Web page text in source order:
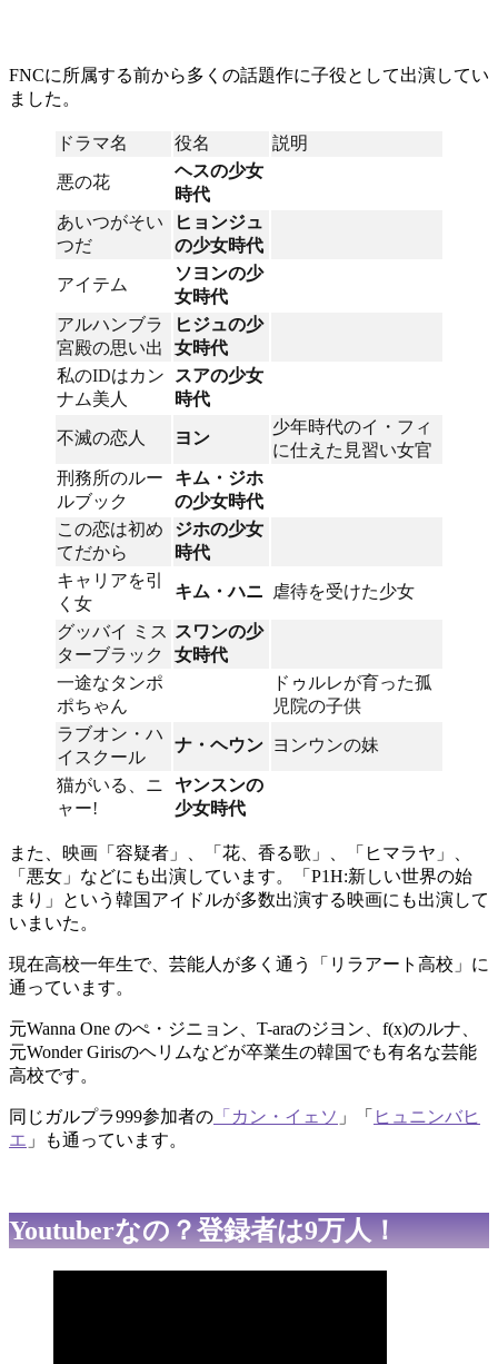
FNCに所属する前から多くの話題作に子役として出演してい
ました。
ドラマ名 役名 説明
悪の花
ヘスの少女
時代
あいつがそい
つだ
ヒョンジュ
の少女時代
アイテム
ソヨンの少
女時代
アルハンブラ
宮殿の思い出
ヒジュの少
女時代
私のIDはカン
ナム美人
スアの少女
時代
不滅の恋人 ヨン
少年時代のイ・フィ
に仕えた見習い女官
刑務所のルー
ルブック
キム・ジホ
の少女時代
この恋は初め
てだから
ジホの少女
時代
キャリアを引
く女
キム・ハニ 虐待を受けた少女
グッバイ ミス
ターブラック
スワンの少
女時代
一途なタンポ
ポちゃん
ドゥルレが育った孤
児院の子供
ラブオン・ハ
イスクール
ナ・ヘウン ヨンウンの妹
猫がいる、ニ
ャー!
ヤンスンの
少女時代
また、映画「容疑者」、「花、香る歌」、「ヒマラヤ」、
「悪女」などにも出演しています。「P1H:新しい世界の始
まり」という韓国アイドルが多数出演する映画にも出演して
いまいた。
現在高校一年生で、芸能人が多く通う「リラアート高校」に
通っています。
元Wanna One のぺ・ジニョン、T-araのジヨン、f(x)のルナ、
元Wonder Girisのヘリムなどが卒業生の韓国でも有名な芸能
高校です。
同じガルプラ999参加者の 「カン・イェソ 」「 ヒュニンバヒ
エ 」も通っています。
Youtuberなの？登録者は9万人！